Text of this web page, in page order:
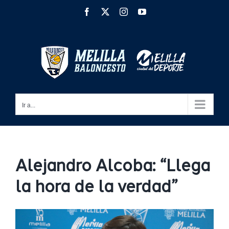
Facebook InstagramYouTube
Ir a...
Alejandro Alcoba: “Llega
la hora de la verdad”